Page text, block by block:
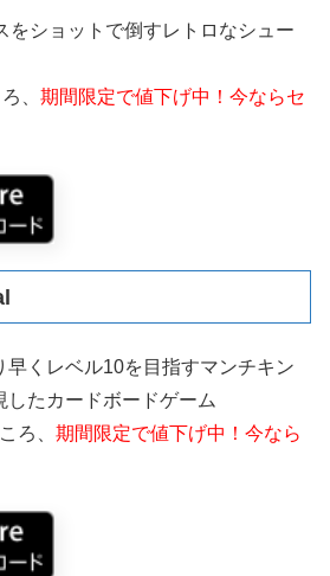
をショットで倒すレトロなシュー
、 期間限定で値下げ中！今ならセ
早くレベル10を目指すマンチキン
したカードボードゲーム
ろ、 期間限定で値下げ中！今なら